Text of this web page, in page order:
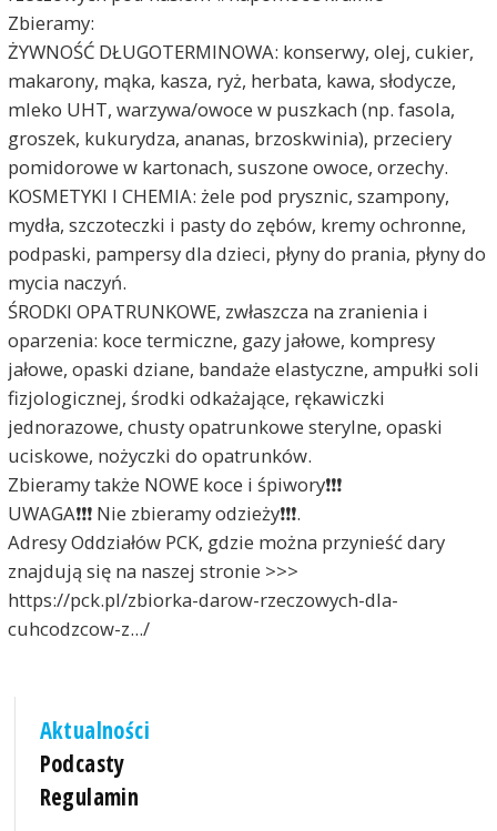
Zbieramy:
ŻYWNOŚĆ DŁUGOTERMINOWA: konserwy, olej, cukier,
makarony, mąka, kasza, ryż, herbata, kawa, słodycze,
mleko UHT, warzywa/owoce w puszkach (np. fasola,
groszek, kukurydza, ananas, brzoskwinia), przeciery
pomidorowe w kartonach, suszone owoce, orzechy.
KOSMETYKI I CHEMIA: żele pod prysznic, szampony,
mydła, szczoteczki i pasty do zębów, kremy ochronne,
podpaski, pampersy dla dzieci, płyny do prania, płyny do
mycia naczyń.
ŚRODKI OPATRUNKOWE, zwłaszcza na zranienia i
oparzenia: koce termiczne, gazy jałowe, kompresy
jałowe, opaski dziane, bandaże elastyczne, ampułki soli
fizjologicznej, środki odkażające, rękawiczki
jednorazowe, chusty opatrunkowe sterylne, opaski
uciskowe, nożyczki do opatrunków.
Zbieramy także NOWE koce i śpiwory❗️❗️❗️
UWAGA❗️❗️❗️ Nie zbieramy odzieży❗️❗️❗️.
Adresy Oddziałów PCK, gdzie można przynieść dary
znajdują się na naszej stronie >>>
https://pck.pl/zbiorka-darow-rzeczowych-dla-
cuhcodzcow-z.../
Aktualności
Podcasty
Regulamin